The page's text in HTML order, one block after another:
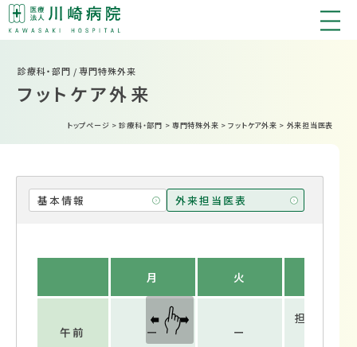
診療科・部門 / 専門特殊外来
フットケア外来
トップページ >診療科・部門 > 専門特殊外来 >フットケア外来 > 外来担当医表
基本情報 外来担当医表
月 火
午前 ー ー
担当看護